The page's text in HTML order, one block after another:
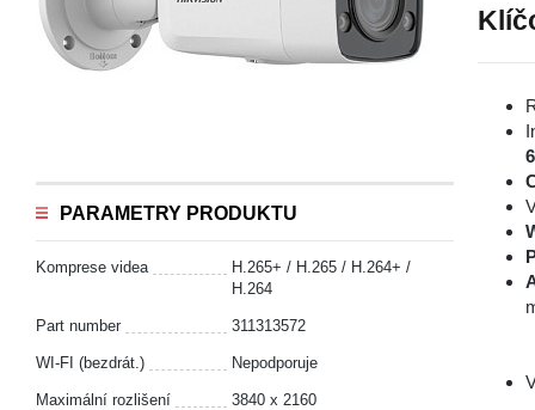
PARAMETRY PRODUKTU
Komprese videa
H.265+ / H.265 / H.264+ /
H.264
Part number 311313572
WI-FI (bezdrát.) Nepodporuje
Maximální rozlišení 3840 x 2160